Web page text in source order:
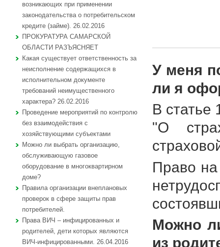
возникающих при применении
законодательства о потребительском
кредите (займе). 26.02.2016
ПРОКУРАТУРА САМАРСКОЙ
ОБЛАСТИ РАЗЪЯСНЯЕТ
Какая существует ответственность за
неисполнение содержащихся в
исполнительном документе
требований неимущественного
характера? 26.02.2016
Проведение мероприятий по контролю
без взаимодействия с
хозяйствующими субъектами
Можно ли выбрать организацию,
обслуживающую газовое
оборудование в многоквартирном
доме?
Правила организации внеплановых
проверок в сфере защиты прав
потребителей.
Права ВИЧ – инфицированных и
родителей, дети которых являются
ВИЧ-инфицированными. 26.04.2016
У меня
ли я
В статье
"О
Право
Можно
из